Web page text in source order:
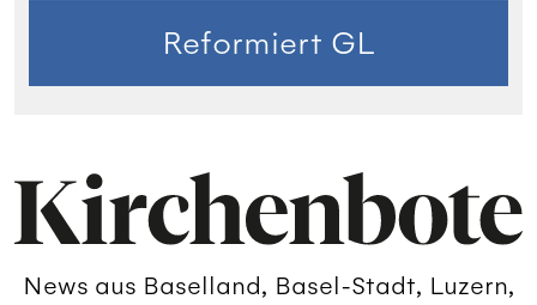
Reformiert GL
News aus Baselland, Basel-Stadt, Luzern,